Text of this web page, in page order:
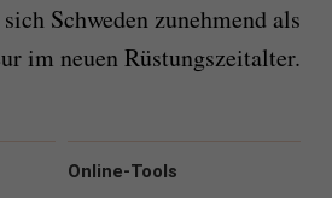
Schweden zunehmend als
im neuen Rüstungszeitalter.
Online-Tools